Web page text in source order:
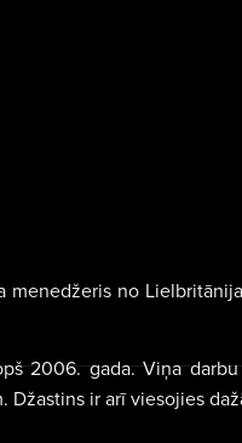
no
2006. gada. Viņa
ir arī viesojies